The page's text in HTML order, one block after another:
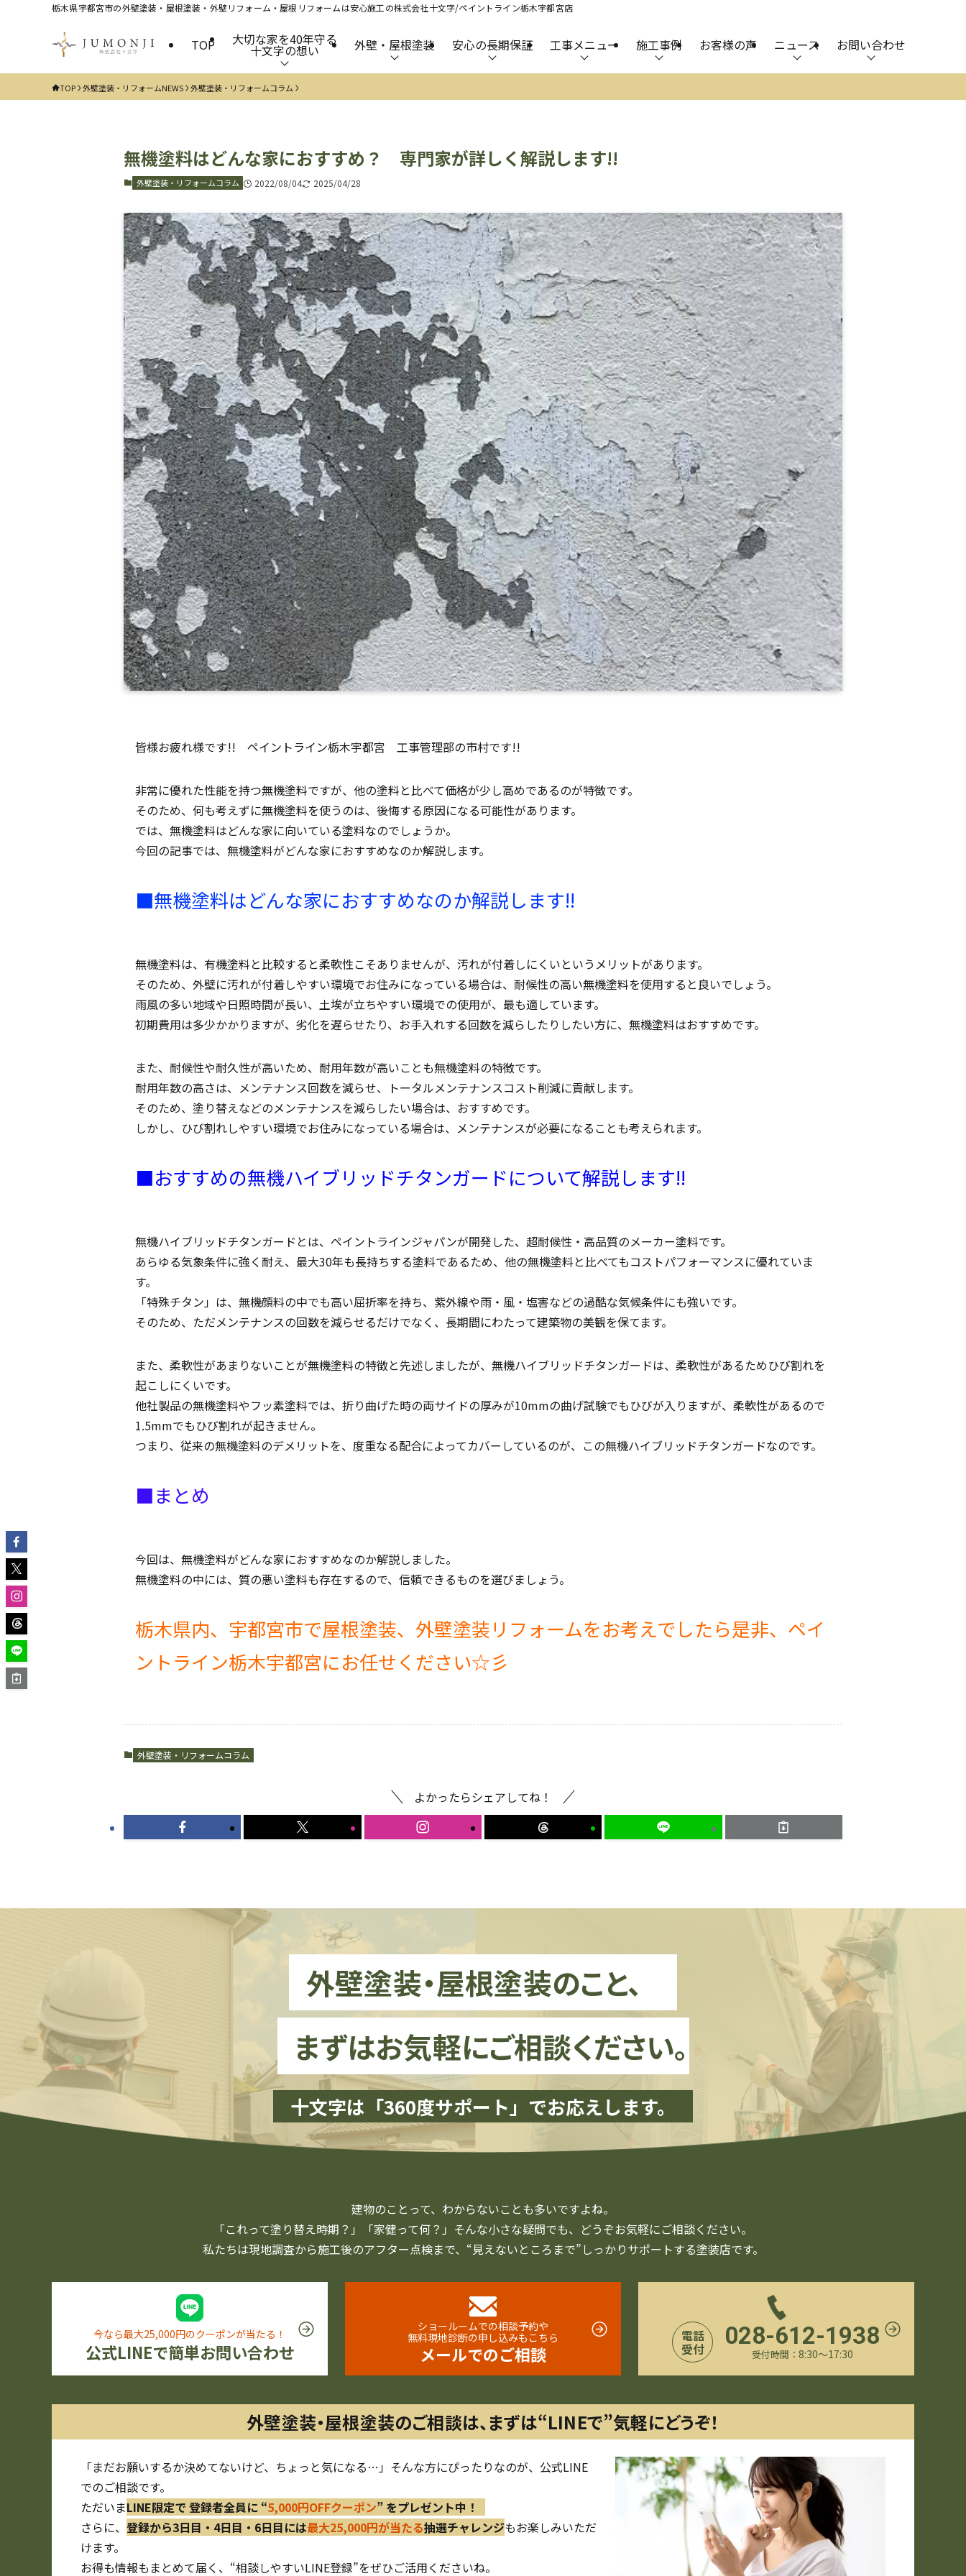
栃木県宇都宮市の外壁塗装・屋根塗装・外壁リフォーム・屋根リフォームは安心施工の株式会社十文字/ペイントライン栃木宇都宮店
TOP 大切な家を40年守る
十文字の想い 外壁・屋根塗装 安心の長期保証 工事メニュー 施工事例 お客様の声 ニュース お問い合わせ
TOP 外壁塗装・リフォームNEWS 外壁塗装・リフォームコラム
無機塗料はどんな家におすすめ？ 専門家が詳しく解説します!!
外壁塗装・リフォームコラム 2022/08/04 2025/04/28
皆様お疲れ様です!! ペイントライン栃木宇都宮 工事管理部の市村です!!
非常に優れた性能を持つ無機塗料ですが、他の塗料と比べて価格が少し高めであるのが特徴です。
そのため、何も考えずに無機塗料を使うのは、後悔する原因になる可能性があります。
では、無機塗料はどんな家に向いている塗料なのでしょうか。
今回の記事では、無機塗料がどんな家におすすめなのか解説します。
■無機塗料はどんな家におすすめなのか解説します!!
無機塗料は、有機塗料と比較すると柔軟性こそありませんが、汚れが付着しにくいというメリットがあります。
そのため、外壁に汚れが付着しやすい環境でお住みになっている場合は、耐候性の高い無機塗料を使用すると良いでしょう。
雨風の多い地域や日照時間が長い、土埃が立ちやすい環境での使用が、最も適しています。
初期費用は多少かかりますが、劣化を遅らせたり、お手入れする回数を減らしたりしたい方に、無機塗料はおすすめです。
また、耐候性や耐久性が高いため、耐用年数が高いことも無機塗料の特徴です。
耐用年数の高さは、メンテナンス回数を減らせ、トータルメンテナンスコスト削減に貢献します。
そのため、塗り替えなどのメンテナンスを減らしたい場合は、おすすめです。
しかし、ひび割れしやすい環境でお住みになっている場合は、メンテナンスが必要になることも考えられます。
■おすすめの無機ハイブリッドチタンガードについて解説します!!
無機ハイブリッドチタンガードとは、ペイントラインジャパンが開発した、超耐候性・高品質のメーカー塗料です。
あらゆる気象条件に強く耐え、最大30年も長持ちする塗料であるため、他の無機塗料と比べてもコストパフォーマンスに優れていま
す。
「特殊チタン」は、無機顔料の中でも高い屈折率を持ち、紫外線や雨・風・塩害などの過酷な気候条件にも強いです。
そのため、ただメンテナンスの回数を減らせるだけでなく、長期間にわたって建築物の美観を保てます。
また、柔軟性があまりないことが無機塗料の特徴と先述しましたが、無機ハイブリッドチタンガードは、柔軟性があるためひび割れを
起こしにくいです。
他社製品の無機塗料やフッ素塗料では、折り曲げた時の両サイドの厚みが10mmの曲げ試験でもひびが入りますが、柔軟性があるので
1.5mmでもひび割れが起きません。
つまり、従来の無機塗料のデメリットを、度重なる配合によってカバーしているのが、この無機ハイブリッドチタンガードなのです。
■まとめ
今回は、無機塗料がどんな家におすすめなのか解説しました。
無機塗料の中には、質の悪い塗料も存在するので、信頼できるものを選びましょう。
栃木県内、宇都宮市で屋根塗装、外壁塗装リフォームをお考えでしたら是非、ペイ
ントライン栃木宇都宮にお任せください☆彡
外壁塗装・リフォームコラム
よかったらシェアしてね！
外壁塗装・屋根塗装のこと、
まずはお気軽にご相談ください。
十文字は「360度サポート」でお応えします。
建物のことって、 わからないことも多いですよね。
「これって塗り替え時期？」「家健って何？」 そんな小さな疑問でも、 どうぞお気軽にご相談ください。
私たちは現地調査から施工後のアフター点検まで、 “見えないところまで” しっかりサポートする塗装店です。
今なら最大25,000円のクーポンが当たる！
公式LINEで簡単お問い合わせ
ショールームでの相談予約や
無料現地診断の申し込みもこちら
メールでのご相談
電話
受付 028-612-1938
受付時間： 8:30〜17:30
外壁塗装・屋根塗装のご相談は、 まずは“LINEで”気軽にどうぞ！
「まだお願いするか決めてないけど、ちょっと気になる…」そんな方にぴったりなのが、公式LINE
でのご相談です。
ただいまLINE限定で 登録者全員に “5,000円OFFクーポン” をプレゼント中！
さらに、 登録から3日目・4日目・6日目には最大25,000円が当たる抽選チャレンジもお楽しみいただ
けます。
お得も情報もまとめて届く、“相談しやすいLINE登録”をぜひご活用くださいね。